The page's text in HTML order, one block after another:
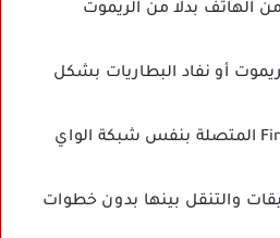
الهاتف بدلا من الريموت
أو نفاد البطاريات بشكل
يعمل مع أجهزة Fire TV المتصلة بنفس شبكة الواي
والتنقل بينها بدون خطوات